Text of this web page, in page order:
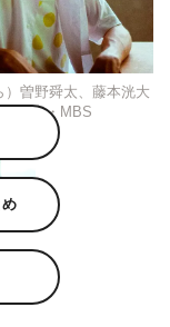
）曽野舜太、藤本洸大
員会・MBS
務める9月19日
ズ ライク グリ